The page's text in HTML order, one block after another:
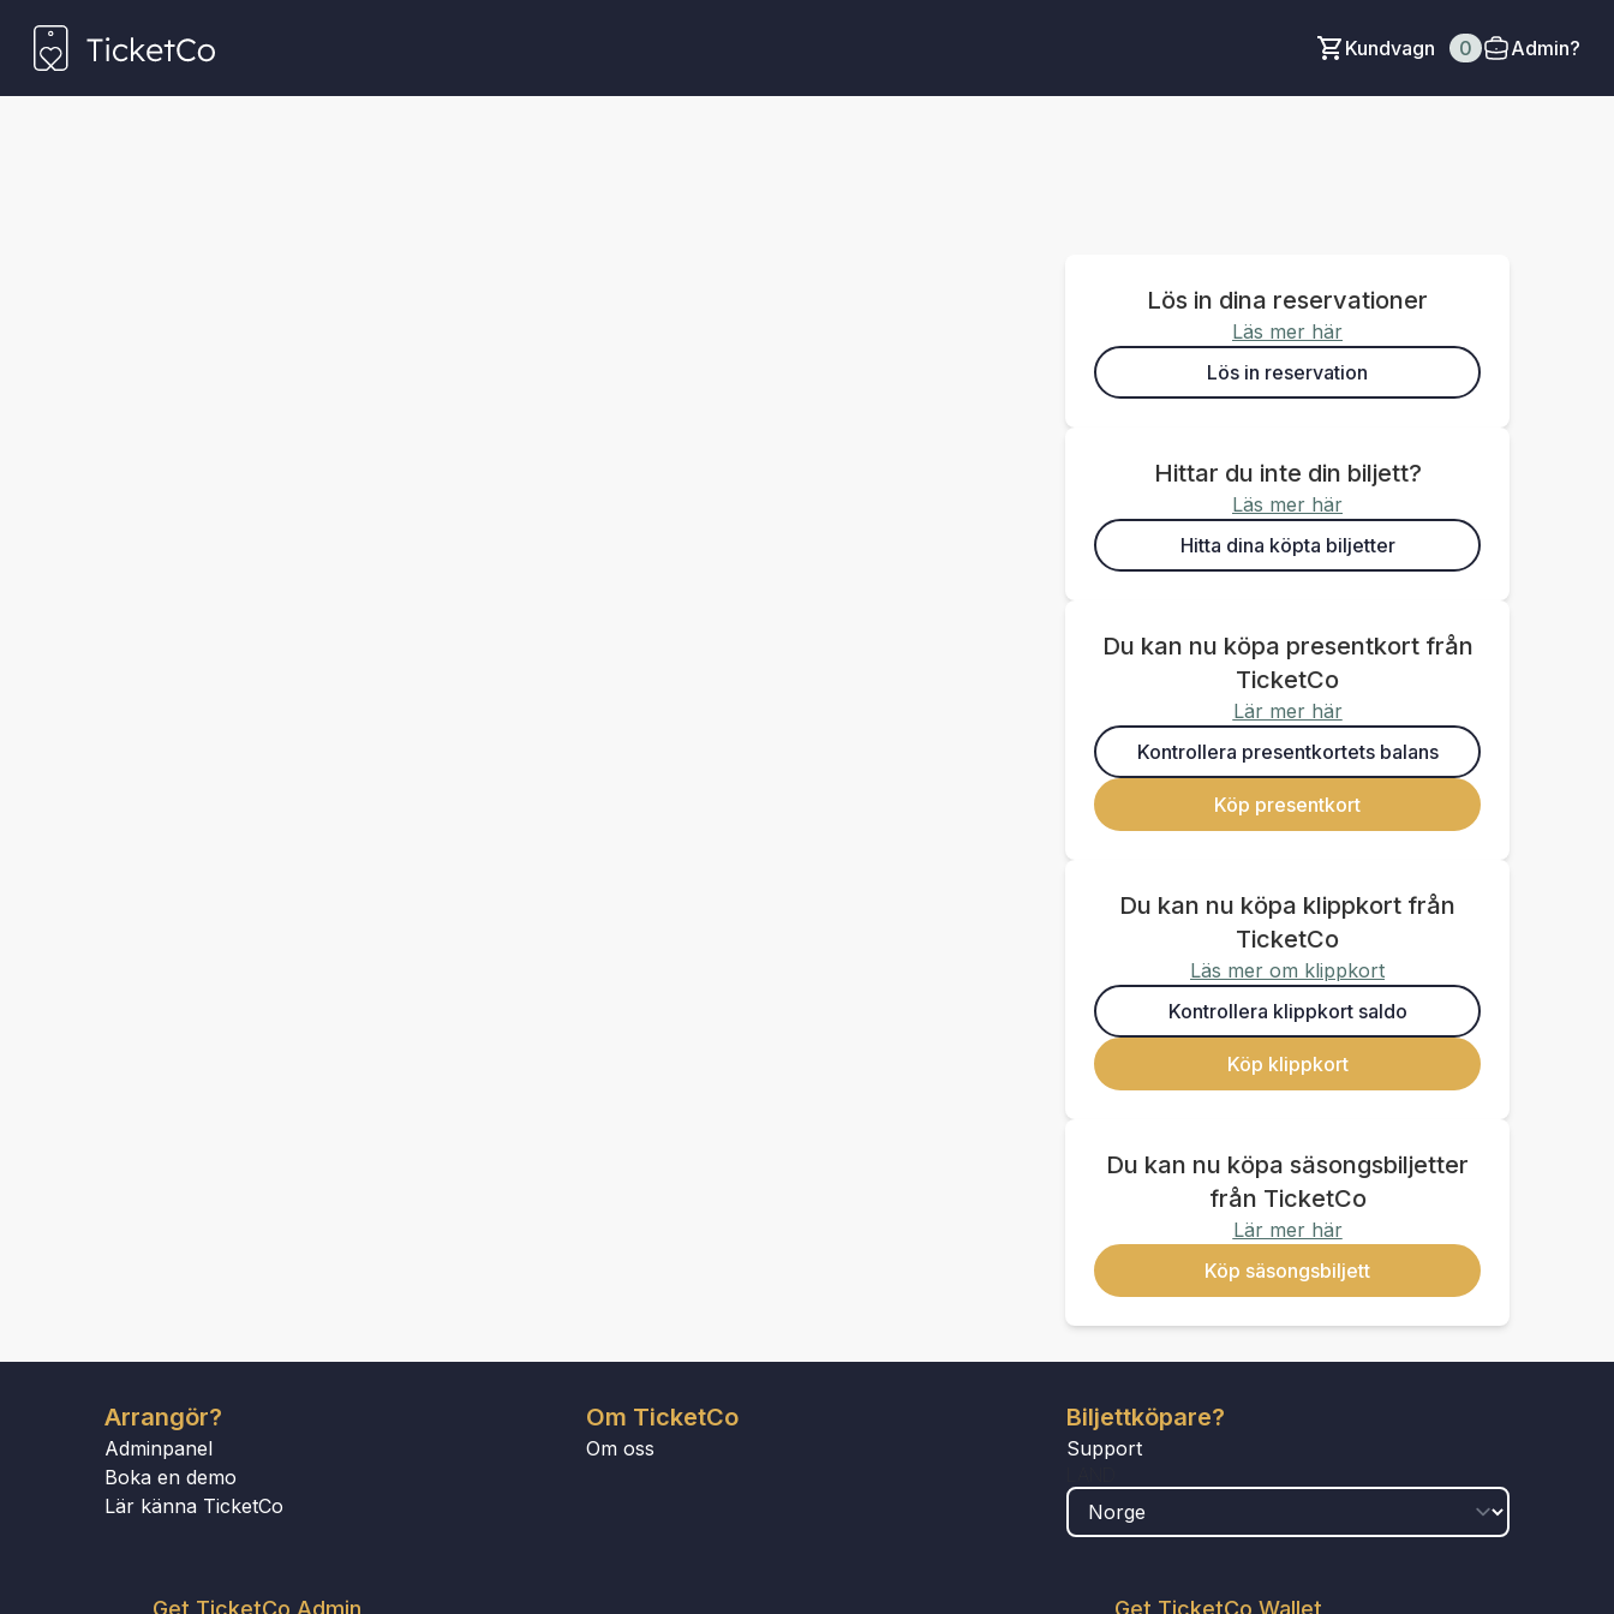
Kundvagn 0 Admin?
Lös in dina reservationer
Läs mer här
Lös in reservation
Hittar du inte din biljett?
Läs mer här
Hitta dina köpta biljetter
Du kan nu köpa presentkort från
TicketCo
Lär mer här
Kontrollera presentkortets balans
Köp presentkort
Du kan nu köpa klippkort från
TicketCo
Läs mer om klippkort
Kontrollera klippkort saldo
Köp klippkort
Du kan nu köpa säsongsbiljetter
från TicketCo
Lär mer här
Köp säsongsbiljett
Arrangör?
Adminpanel
Boka en demo
Lär känna TicketCo
Get TicketCo Admin
Om TicketCo
Om oss
Biljettköpare?
Support
Get TicketCo Wallet